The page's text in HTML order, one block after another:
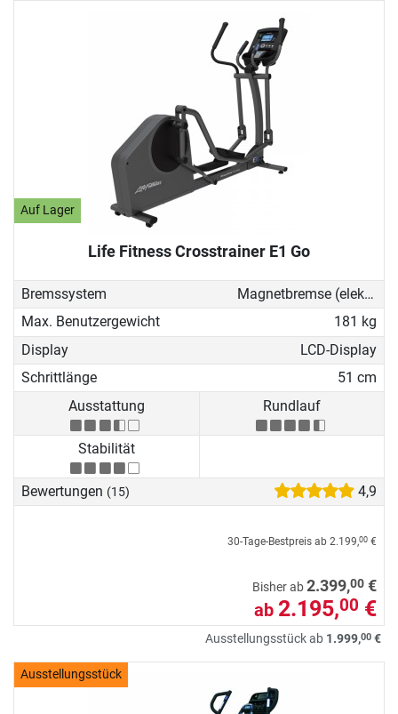
Auf Lager
Life Fitness Crosstrainer E1 Go
Bremssystem
Magnetbremse (elektronisch)
Max. Benutzergewicht
181 kg
Display
LCD-Display
Schrittlänge
51 cm
Ausstattung
Rundlauf
Stabilität
Bewertungen (15) 4,9
30-Tage-Bestpreis ab 2.199,00 €
Bisher ab2.399,00 €
ab 2.195,00 €
Ausstellungsstück ab 1.999,00 €
Ausstellungsstück